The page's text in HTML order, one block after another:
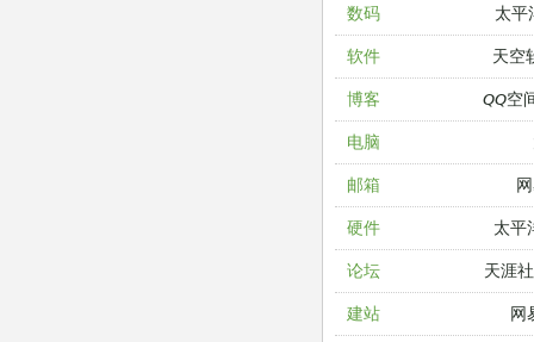
数码 太平
软件 天空
博客 QQ空
电脑
邮箱
硬件 太平
论坛 天涯
建站 网